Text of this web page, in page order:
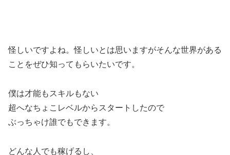
怪しいですよね。怪しいとは思いますがそんな世界がある
ことをぜひ知ってもらいたいです。
僕は才能もスキルもない
超へなちょこレベルからスタートしたので
ぶっちゃけ誰でもできます。
どんな人でも稼げるし、